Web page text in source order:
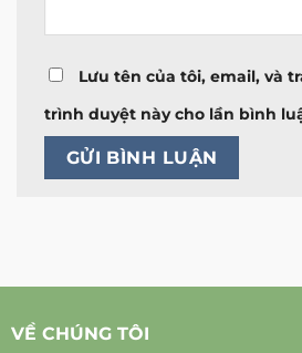
Lưu tên của tôi, email, và
trình duyệt này cho lần bình
VỀ CHÚNG TÔI